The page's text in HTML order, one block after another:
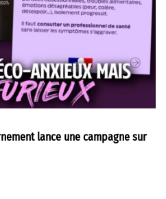
lance une campagne sur